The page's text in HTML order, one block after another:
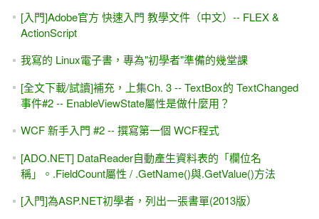
[入門]Adobe官方 快速入門 教學文件（中文）-- FLEX &
ActionScript
我寫的 Linux電子書，專為"初學者"準備的幾堂課
[全文下載/試讀]補充，上集Ch. 3 -- TextBox的 TextChanged
事件#2 -- EnableViewState屬性是做什麼用？
WCF 新手入門 #2 -- 撰寫第一個 WCF程式
[ADO.NET] DataReader自動產生資料表的「欄位名
稱」。.FieldCount屬性 / .GetName()與.GetValue()方法
[入門]為ASP.NET初學者，列出一張書單(2013版）